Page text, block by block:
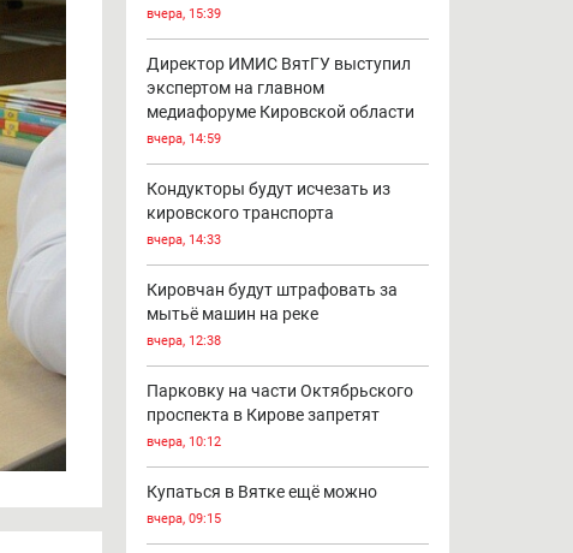
вчера, 15:39
Директор ИМИС ВятГУ выступил
экспертом на главном
медиафоруме Кировской области
вчера, 14:59
Кондукторы будут исчезать из
кировского транспорта
вчера, 14:33
Кировчан будут штрафовать за
мытьё машин на реке
вчера, 12:38
Парковку на части Октябрьского
проспекта в Кирове запретят
вчера, 10:12
Купаться в Вятке ещё можно
вчера, 09:15